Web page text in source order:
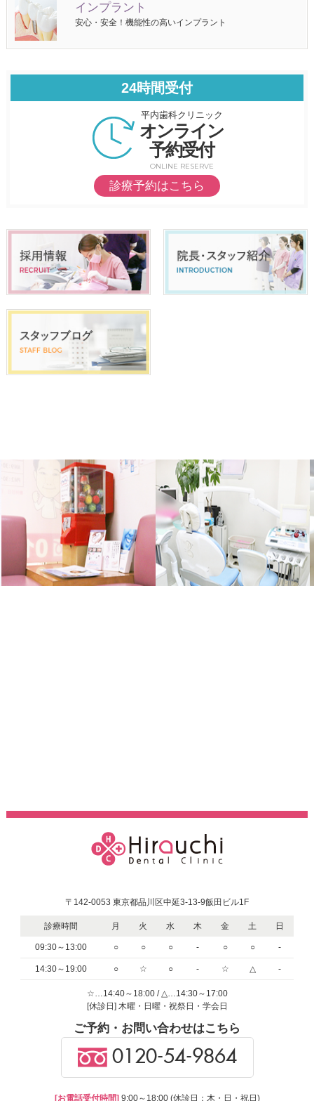
インプラント
安心・安全！機能性の高いインプラント
24時間受付
平内歯科クリニック
オンライン
予約受付
ONLINE RESERVE
診療予約はこちら
〒142-0053 東京都品川区中延3-13-9飯田ビル1F
診療時間 月 火 水 木 金 土 日
09:30～13:00 ○ ○ ○ - ○ ○ -
14:30～19:00 ○ ☆ ○ - ☆ △ -
☆…14:40～18:00 / △…14:30～17:00
[休診日] 木曜・日曜・祝祭日・学会日
ご予約・お問い合わせはこちら
0120-54-9864
[お電話受付時間] 9:00～18:00 (休診日：木・日・祝日)